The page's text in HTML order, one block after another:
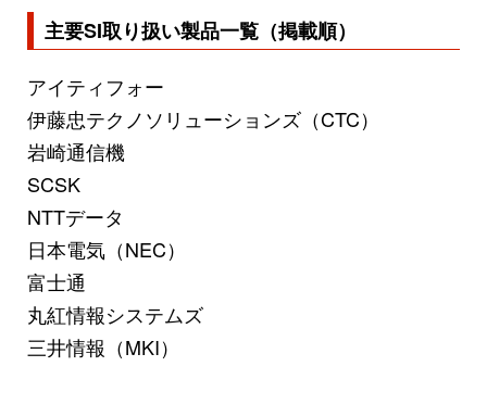
主要SI取り扱い製品一覧（掲載順）
アイティフォー
伊藤忠テクノソリューションズ（CTC）
岩崎通信機
SCSK
NTTデータ
日本電気（NEC）
富士通
丸紅情報システムズ
三井情報（MKI）